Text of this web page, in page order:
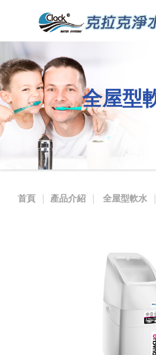
型
軟
水
機
全屋型
首頁 產品介紹 全屋型軟水